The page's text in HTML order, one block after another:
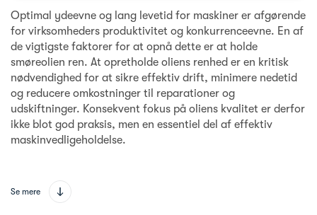
Optimal ydeevne og lang levetid for maskiner er afgørende
for virksomheders produktivitet og konkurrenceevne. En af
de vigtigste faktorer for at opnå dette er at holde
smøreolien ren. At opretholde oliens renhed er en kritisk
nødvendighed for at sikre effektiv drift, minimere nedetid
og reducere omkostninger til reparationer og
udskiftninger. Konsekvent fokus på oliens kvalitet er derfor
ikke blot god praksis, men en essentiel del af effektiv
maskinvedligeholdelse.
Se mere